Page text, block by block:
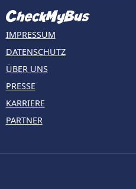
IMPRESSUM
DATENSCHUTZ
ÜBER UNS
PRESSE
KARRIERE
PARTNER